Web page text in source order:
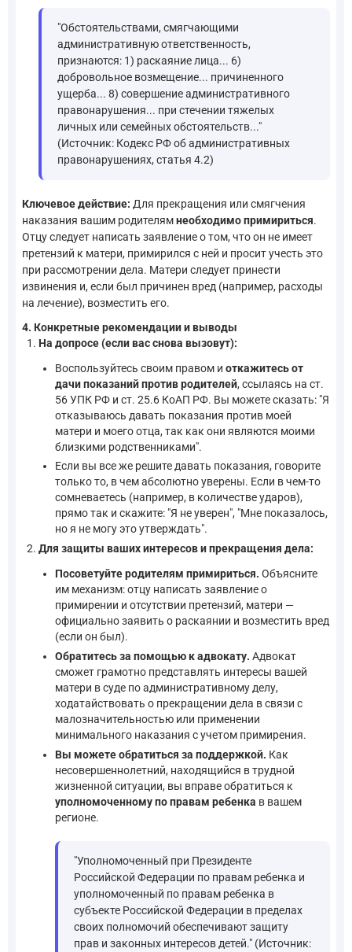
"Обстоятельствами, смягчающими
административную ответственность,
признаются: 1) раскаяние лица... 6)
добровольное возмещение... причиненного
ущерба... 8) совершение административного
правонарушения... при стечении тяжелых
личных или семейных обстоятельств..."
(Источник: Кодекс РФ об административных
правонарушениях, статья 4.2)
Ключевое действие: Для прекращения или смягчения
наказания вашим родителямнеобходимо примириться.
Отцу следует написать заявление о том, что он не имеет
претензий к матери, примирился с ней и просит учесть это
при рассмотрении дела. Матери следует принести
извинения и, если был причинен вред (например, расходы
на лечение), возместить его.
4. Конкретные рекомендации и выводы
На допросе (если вас снова вызовут):
Воспользуйтесь своим правом и откажитесь от
дачи показаний против родителей, ссылаясь на ст.
56 УПК РФ и ст. 25.6 КоАП РФ. Вы можете сказать: "Я
отказываюсь давать показания против моей
матери и моего отца, так как они являются моими
близкими родственниками".
Если вы все же решите давать показания, говорите
только то, в чем абсолютно уверены. Если в чем-то
сомневаетесь (например, в количестве ударов),
прямо так и скажите: "Я не уверен", "Мне показалось,
но я не могу это утверждать".
Для защиты ваших интересов и прекращения дела:
Посоветуйте родителям примириться. Объясните
им механизм: отцу написать заявление о
примирении и отсутствии претензий, матери —
официально заявить о раскаянии и возместить вред
(если он был).
Обратитесь за помощью к адвокату. Адвокат
сможет грамотно представлять интересы вашей
матери в суде по административному делу,
ходатайствовать о прекращении дела в связи с
малозначительностью или применении
минимального наказания с учетом примирения.
Вы можете обратиться за поддержкой. Как
несовершеннолетний, находящийся в трудной
жизненной ситуации, вы вправе обратиться к
уполномоченному по правам ребенка в вашем
регионе.
"Уполномоченный при Президенте
Российской Федерации по правам ребенка и
уполномоченный по правам ребенка в
субъекте Российской Федерации в пределах
своих полномочий обеспечивают защиту
прав и законных интересов детей." (Источник: